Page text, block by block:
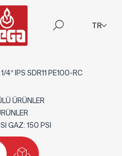
TR
1/4″ IPS SDR11 PE100-RC
ÜRÜNLER
GAZ: 150 PSI